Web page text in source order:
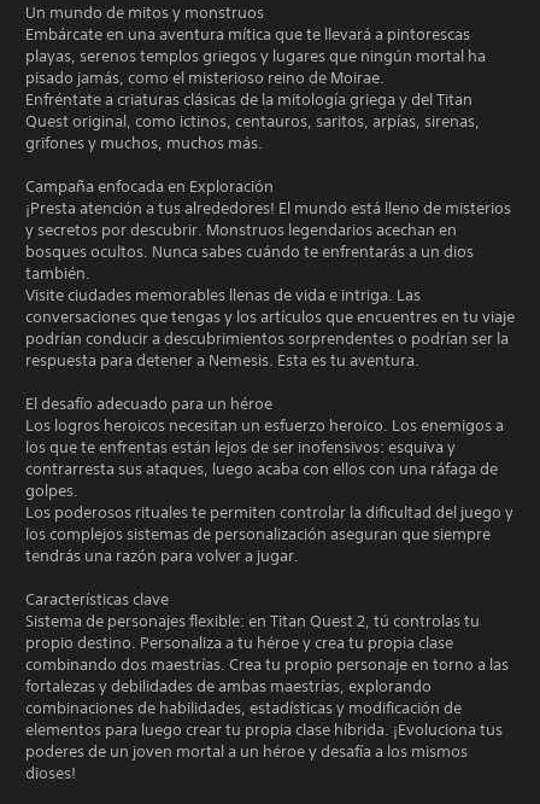
Un mundo de mitos y monstruos
Embárcate en una aventura mítica que te llevará a pintorescas
playas, serenos templos griegos y lugares que ningún mortal ha
pisado jamás, como el misterioso reino de Moirae.
Enfréntate a criaturas clásicas de la mitología griega y del Titan
Quest original, como ictinos, centauros, saritos, arpías, sirenas,
grifones y muchos, muchos más.
Campaña enfocada en Exploración
¡Presta atención a tus alrededores! El mundo está lleno de misterios
y secretos por descubrir. Monstruos legendarios acechan en
bosques ocultos. Nunca sabes cuándo te enfrentarás a un dios
también.
Visite ciudades memorables llenas de vida e intriga. Las
conversaciones que tengas y los artículos que encuentres en tu viaje
podrían conducir a descubrimientos sorprendentes o podrían ser la
respuesta para detener a Nemesis. Esta es tu aventura.
El desafío adecuado para un héroe
Los logros heroicos necesitan un esfuerzo heroico. Los enemigos a
los que te enfrentas están lejos de ser inofensivos: esquiva y
contrarresta sus ataques, luego acaba con ellos con una ráfaga de
golpes.
Los poderosos rituales te permiten controlar la dificultad del juego y
los complejos sistemas de personalización aseguran que siempre
tendrás una razón para volver a jugar.
Características clave
Sistema de personajes flexible: en Titan Quest 2, tú controlas tu
propio destino. Personaliza a tu héroe y crea tu propia clase
combinando dos maestrías. Crea tu propio personaje en torno a las
fortalezas y debilidades de ambas maestrías, explorando
combinaciones de habilidades, estadísticas y modificación de
elementos para luego crear tu propia clase híbrida. ¡Evoluciona tus
poderes de un joven mortal a un héroe y desafía a los mismos
dioses!